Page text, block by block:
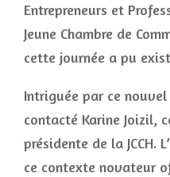
Entrepreneurs et
Jeune Chambre de
cette journée a pu
Intriguée par ce nouvel
contacté Karine Joizil,
présidente de la JCCH.
ce contexte novateur